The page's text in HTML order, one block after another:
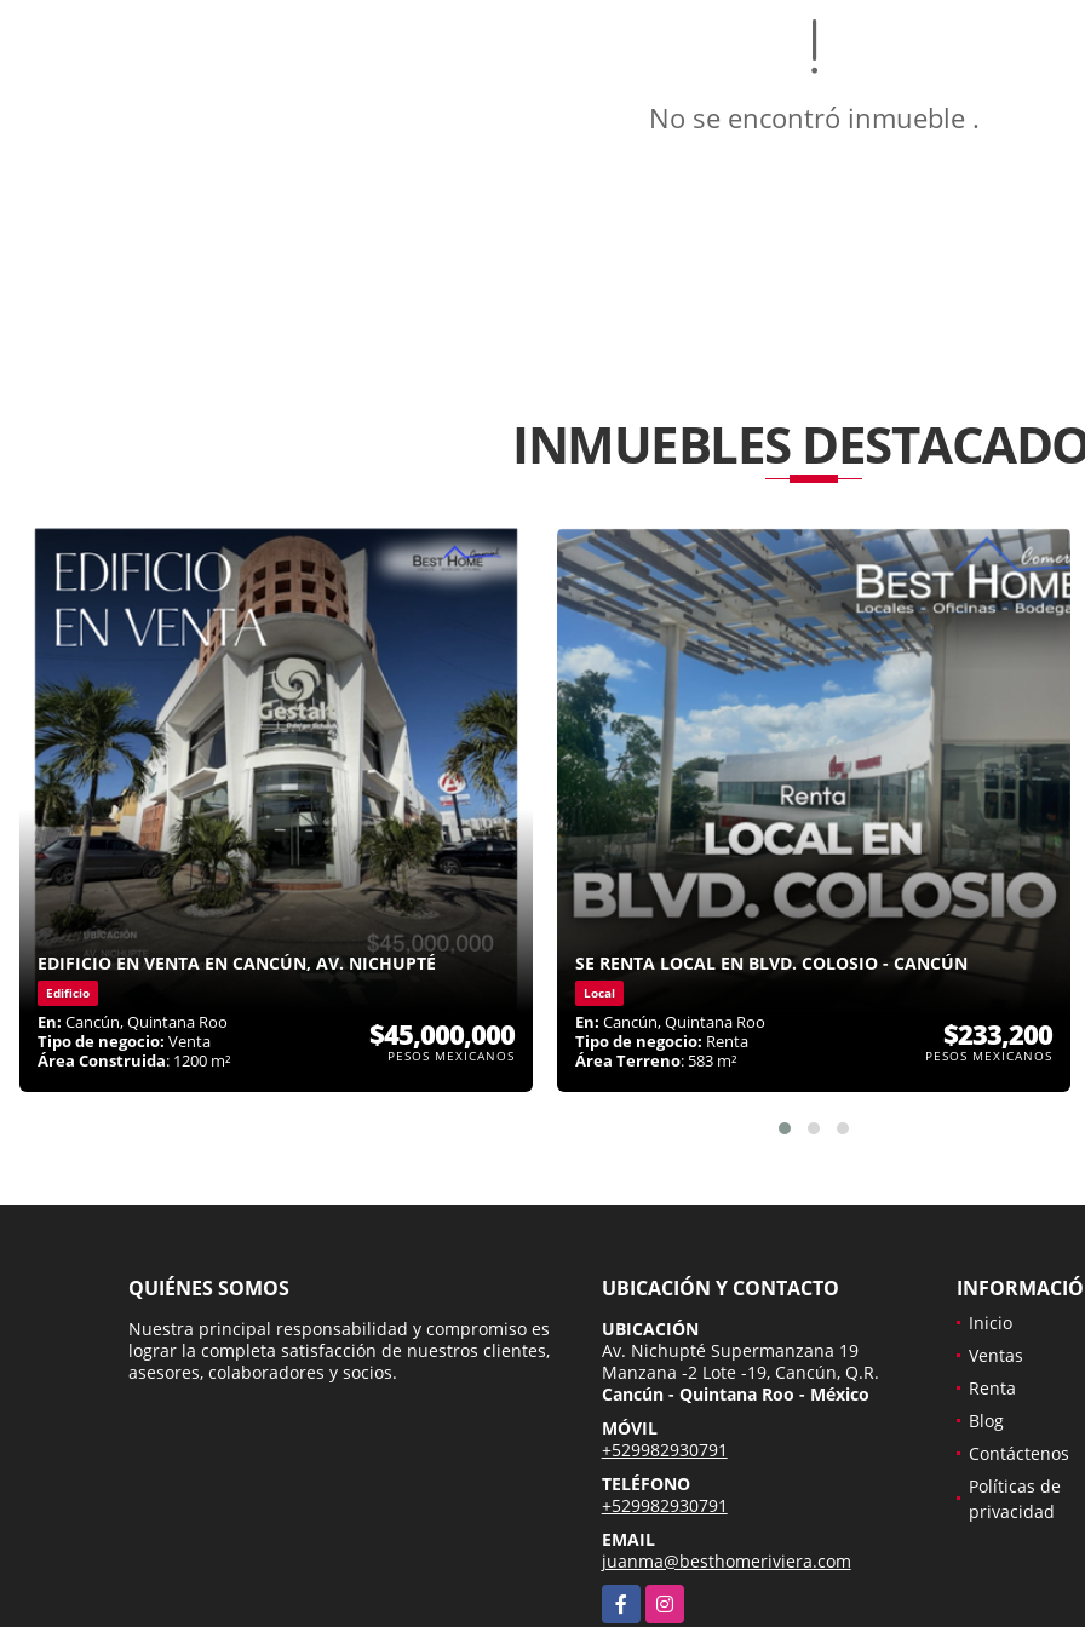
No se encontró inmueble .
INMUEBLES
EDIFICIO EN VENTA EN CANCÚN, AV. NICHUPTÉ
Edificio
En: Cancún, Quintana Roo
Tipo de negocio: Venta
Área Construida: 1200 m²
$45,000,000
PESOS MEXICANOS
SE RENTA LOCAL EN BLVD. COLOSIO - CANCÚN
Local
En: Cancún, Quintana Roo
Tipo de negocio: Renta
Área Terreno: 583 m²
$233,200
PESOS MEXICANOS
QUIÉNES SOMOS
Nuestra principal responsabilidad y compromiso es
lograr la completa satisfacción de nuestros clientes,
asesores, colaboradores y socios.
UBICACIÓN Y CONTACTO
UBICACIÓN
Av. Nichupté Supermanzana 19
Manzana -2 Lote -19, Cancún, Q.R.
Cancún - Quintana Roo - México
MÓVIL
+529982930791
TELÉFONO
+529982930791
EMAIL
juanma@besthomeriviera.com
FacebookInstagram
Inicio
Ventas
Renta
Blog
Contáctenos
Políticas de
privacidad